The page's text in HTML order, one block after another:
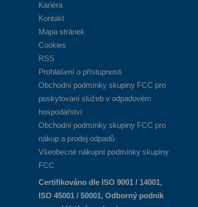
Kariéra
Kontakt
Mapa stránek
Cookies
RSS
Prohlášení o přístupnosti
Obchodní podmínky skupiny FCC pro
poskytování služeb v odpadovém
hospodářství
Obchodní podmínky skupiny FCC pro
nákup a prodej odpadů
Všeobecné nákupní podmínky skupiny
FCC
Certifikováno dle ISO 9001 / 14001,
ISO 45001 / 50001, Odborný podnik